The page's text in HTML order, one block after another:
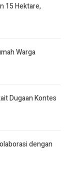
15 Hektare,
Warga
Dugaan Kontes
dengan